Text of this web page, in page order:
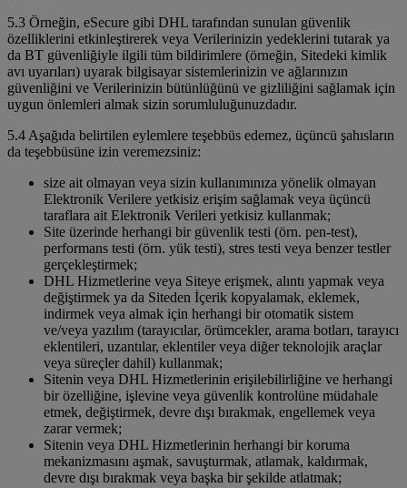
5.3 Örneğin, eSecure gibi DHL tarafından sunulan güvenlik
özelliklerini etkinleştirerek veya Verilerinizin yedeklerini tutarak ya
da BT güvenliğiyle ilgili tüm bildirimlere (örneğin, Sitedeki kimlik
avı uyarıları) uyarak bilgisayar sistemlerinizin ve ağlarınızın
güvenliğini ve Verilerinizin bütünlüğünü ve gizliliğini sağlamak için
uygun önlemleri almak sizin sorumluluğunuzdadır.
5.4 Aşağıda belirtilen eylemlere teşebbüs edemez, üçüncü şahısların
da teşebbüsüne izin veremezsiniz:
size ait olmayan veya sizin kullanımınıza yönelik olmayan
Elektronik Verilere yetkisiz erişim sağlamak veya üçüncü
taraflara ait Elektronik Verileri yetkisiz kullanmak;
Site üzerinde herhangi bir güvenlik testi (örn. pen-test),
performans testi (örn. yük testi), stres testi veya benzer testler
gerçekleştirmek;
DHL Hizmetlerine veya Siteye erişmek, alıntı yapmak veya
değiştirmek ya da Siteden İçerik kopyalamak, eklemek,
indirmek veya almak için herhangi bir otomatik sistem
ve/veya yazılım (tarayıcılar, örümcekler, arama botları, tarayıcı
eklentileri, uzantılar, eklentiler veya diğer teknolojik araçlar
veya süreçler dahil) kullanmak;
Sitenin veya DHL Hizmetlerinin erişilebilirliğine ve herhangi
bir özelliğine, işlevine veya güvenlik kontrolüne müdahale
etmek, değiştirmek, devre dışı bırakmak, engellemek veya
zarar vermek;
Sitenin veya DHL Hizmetlerinin herhangi bir koruma
mekanizmasını aşmak, savuşturmak, atlamak, kaldırmak,
devre dışı bırakmak veya başka bir şekilde atlatmak;